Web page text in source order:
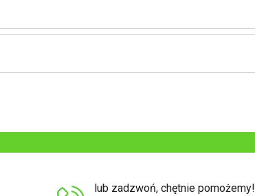
lub zadzwoń, chętnie pomożemy!